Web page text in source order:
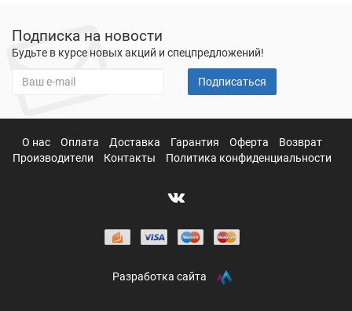
Подписка на новости
Будьте в курсе новых акций и спецпредложений!
Подписаться
О нас Оплата Доставка Гарантия Оферта
Возврат
Производители
Контакты Политика конфиденциальности
Разработка сайта